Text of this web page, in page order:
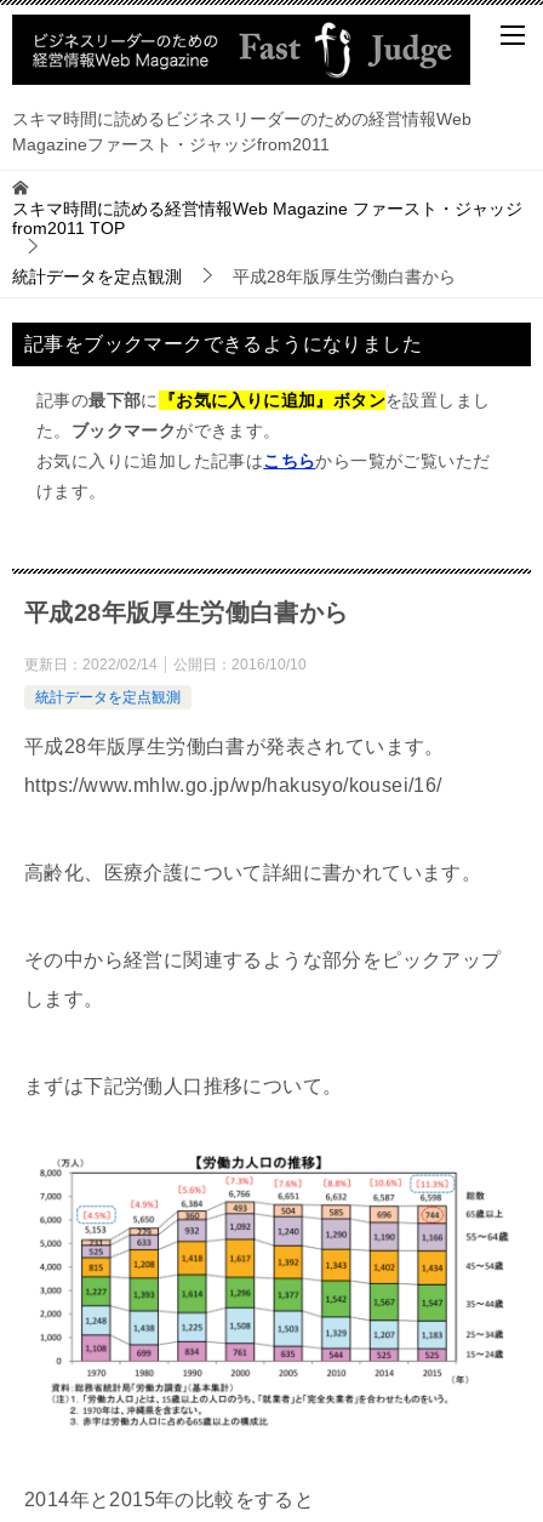
スキマ時間に読めるビジネスリーダーのための経営情報Web
Magazineファースト・ジャッジfrom2011
スキマ時間に読める経営情報Web Magazine ファースト・ジャッジ
from2011 TOP
統計データを定点観測 平成28年版厚生労働白書から
記事をブックマークできるようになりました
記事の最下部に 『お気に入りに追加』ボタンを設置しまし
た。 ブックマークができます。
お気に入りに追加した記事はこちらから一覧がご覧いただ
けます。
平成28年版厚生労働白書から
更新日： 2022/02/14 公開日： 2016/10/10
統計データを定点観測
平成28年版厚生労働白書が発表されています。
https://www.mhlw.go.jp/wp/hakusyo/kousei/16/
高齢化、医療介護について詳細に書かれています。
その中から経営に関連するような部分をピックアップ
します。
まずは下記労働人口推移について。
2014年と2015年の比較をすると